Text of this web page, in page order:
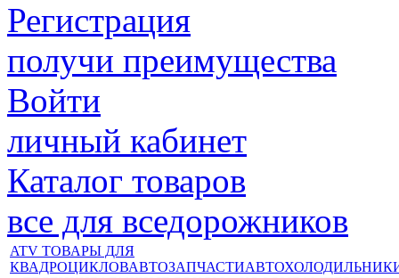
Регистрация
получи преимущества
Войти
личный кабинет
Каталог товаров
все для вседорожников
ATV ТОВАРЫ ДЛЯ
КВАДРОЦИКЛОВАВТОЗАПЧАСТИ